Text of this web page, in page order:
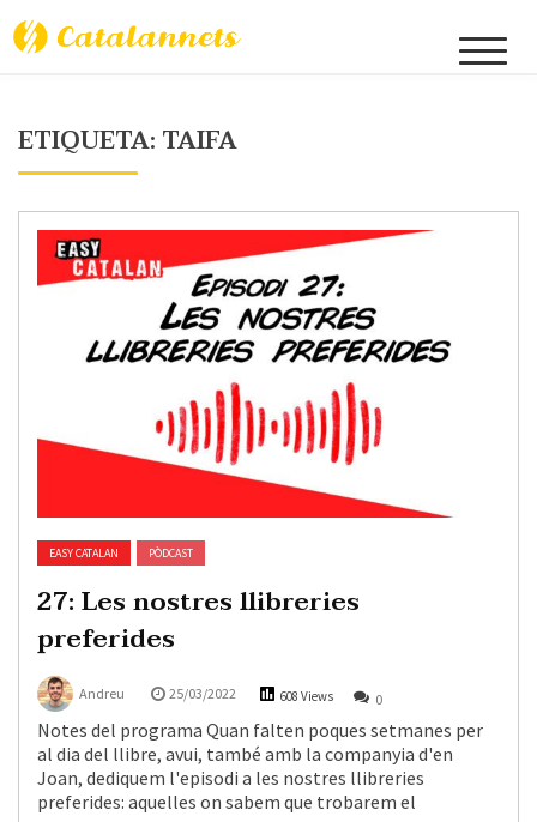
Skip
to
ETIQUETA: TAIFA
EASY CATALAN PÒDCAST
27: Les nostres llibreries
preferides
Andreu 25/03/2022 608 Views 0
Notes del programa Quan falten poques setmanes per
al dia del llibre, avui, també amb la companyia d'en
Joan, dediquem l'episodi a les nostres llibreries
preferides: aquelles on sabem que trobarem el